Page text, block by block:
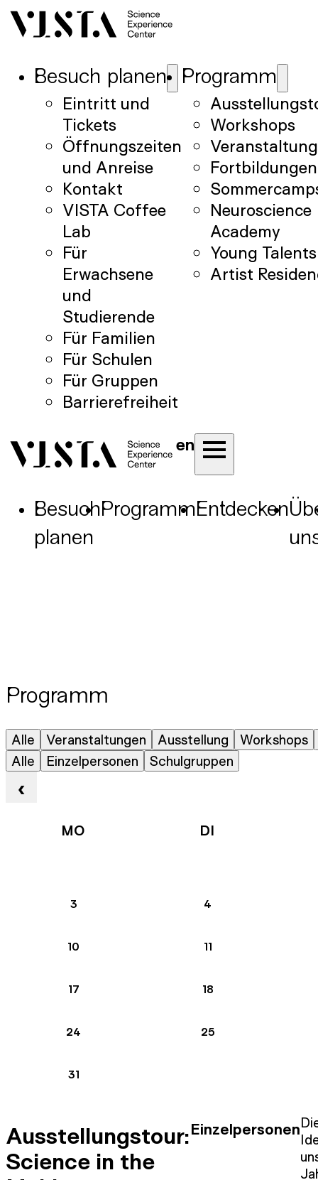
Besuch planen
Eintritt und
Tickets
Öffnungszeiten
und Anreise
Kontakt
VISTA Coffee
Lab
Für
Erwachsene
und
Studierende
Für Familien
Für Schulen
Für Gruppen
Barrierefreiheit
Programm
Workshops
Fortbildungen
Neuroscience
Academy
Young
Artist
en
Besuch
planen
ProgrammEntdecken
Programm
Kategorie
Alle Veranstaltungen Ausstellung Workshops
Anmeldetyp
Alle Einzelpersonen Schulgruppen
‹
MO DI
3 4
10 11
17 18
24 25
31
Ausstellungstour:
Science in the
Einzelpersonen